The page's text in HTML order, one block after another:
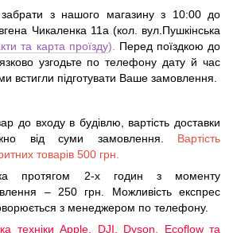
з нашого магазину з 10:00 до
Чикаленка 11а (кол. вул.Пушкінська
та карта проїзду). Перед поїздкою до
узгодьте по телефону дату й час
встигли підготувати Ваше замовлення.
до входу в будівлю, вартість доставки
від суми замовлення. Вартість
товарів 500 грн.
протягом 2-х годин з моменту
– 250 грн. Можливість експрес
з менеджером по телефону.
техніки Apple, DJI, Dyson, Ecoflow та